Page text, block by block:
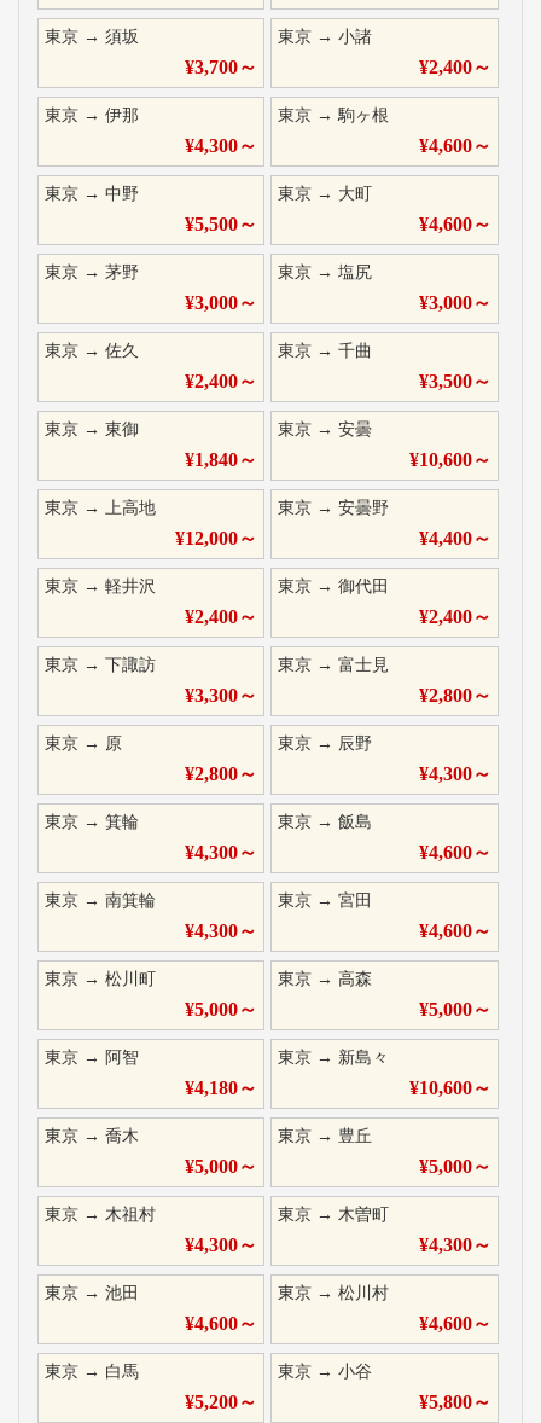
東京 → 須坂
¥3,700～
東京 →小諸
¥2,400～
東京 → 伊那
¥4,300～
東京 →駒ヶ根
¥4,600～
東京 → 中野
¥5,500～
東京 → 大町
¥4,600～
東京 → 茅野
¥3,000～
東京 →塩尻
¥3,000～
東京 → 佐久
¥2,400～
東京 →千曲
¥3,500～
東京 → 東御
¥1,840～
東京 →安曇
¥10,600～
東京 → 上高地
¥12,000～
東京 →安曇野
¥4,400～
東京 → 軽井沢
¥2,400～
東京 →御代田
¥2,400～
東京 → 下諏訪
¥3,300～
東京 →富士見
¥2,800～
東京 → 原
¥2,800～
東京 → 辰野
¥4,300～
東京 → 箕輪
¥4,300～
東京 →飯島
¥4,600～
東京 → 南箕輪
¥4,300～
東京 →宮田
¥4,600～
東京 → 松川町
¥5,000～
東京 →高森
¥5,000～
東京 → 阿智
¥4,180～
東京 → 新島々
¥10,600～
東京 → 喬木
¥5,000～
東京 → 豊丘
¥5,000～
東京 → 木祖村
¥4,300～
東京 →木曽町
¥4,300～
東京 → 池田
¥4,600～
東京 →松川村
¥4,600～
東京 → 白馬
¥5,200～
東京 →小谷
¥5,800～